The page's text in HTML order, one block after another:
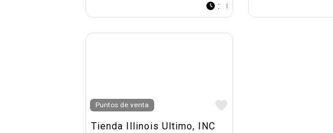
:
Puntos de venta
Tienda Illinois Ultimo, INC